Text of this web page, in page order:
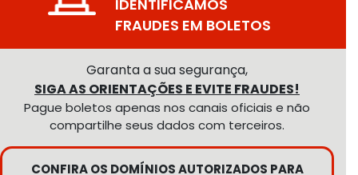
IDENTIFICAMOS
FRAUDES EM BOLETOS
Garanta a sua segurança,
SIGA AS ORIENTAÇÕES E EVITE FRAUDES!
Pague boletos apenas nos canais oficiais e não
compartilhe seus dados com terceiros.
CONFIRA OS DOMÍNIOS AUTORIZADOS PARA